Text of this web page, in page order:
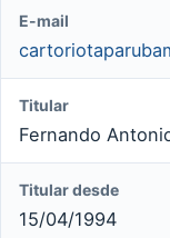
E-mail
Titular
Fernando
Titular desde
15/04/1994